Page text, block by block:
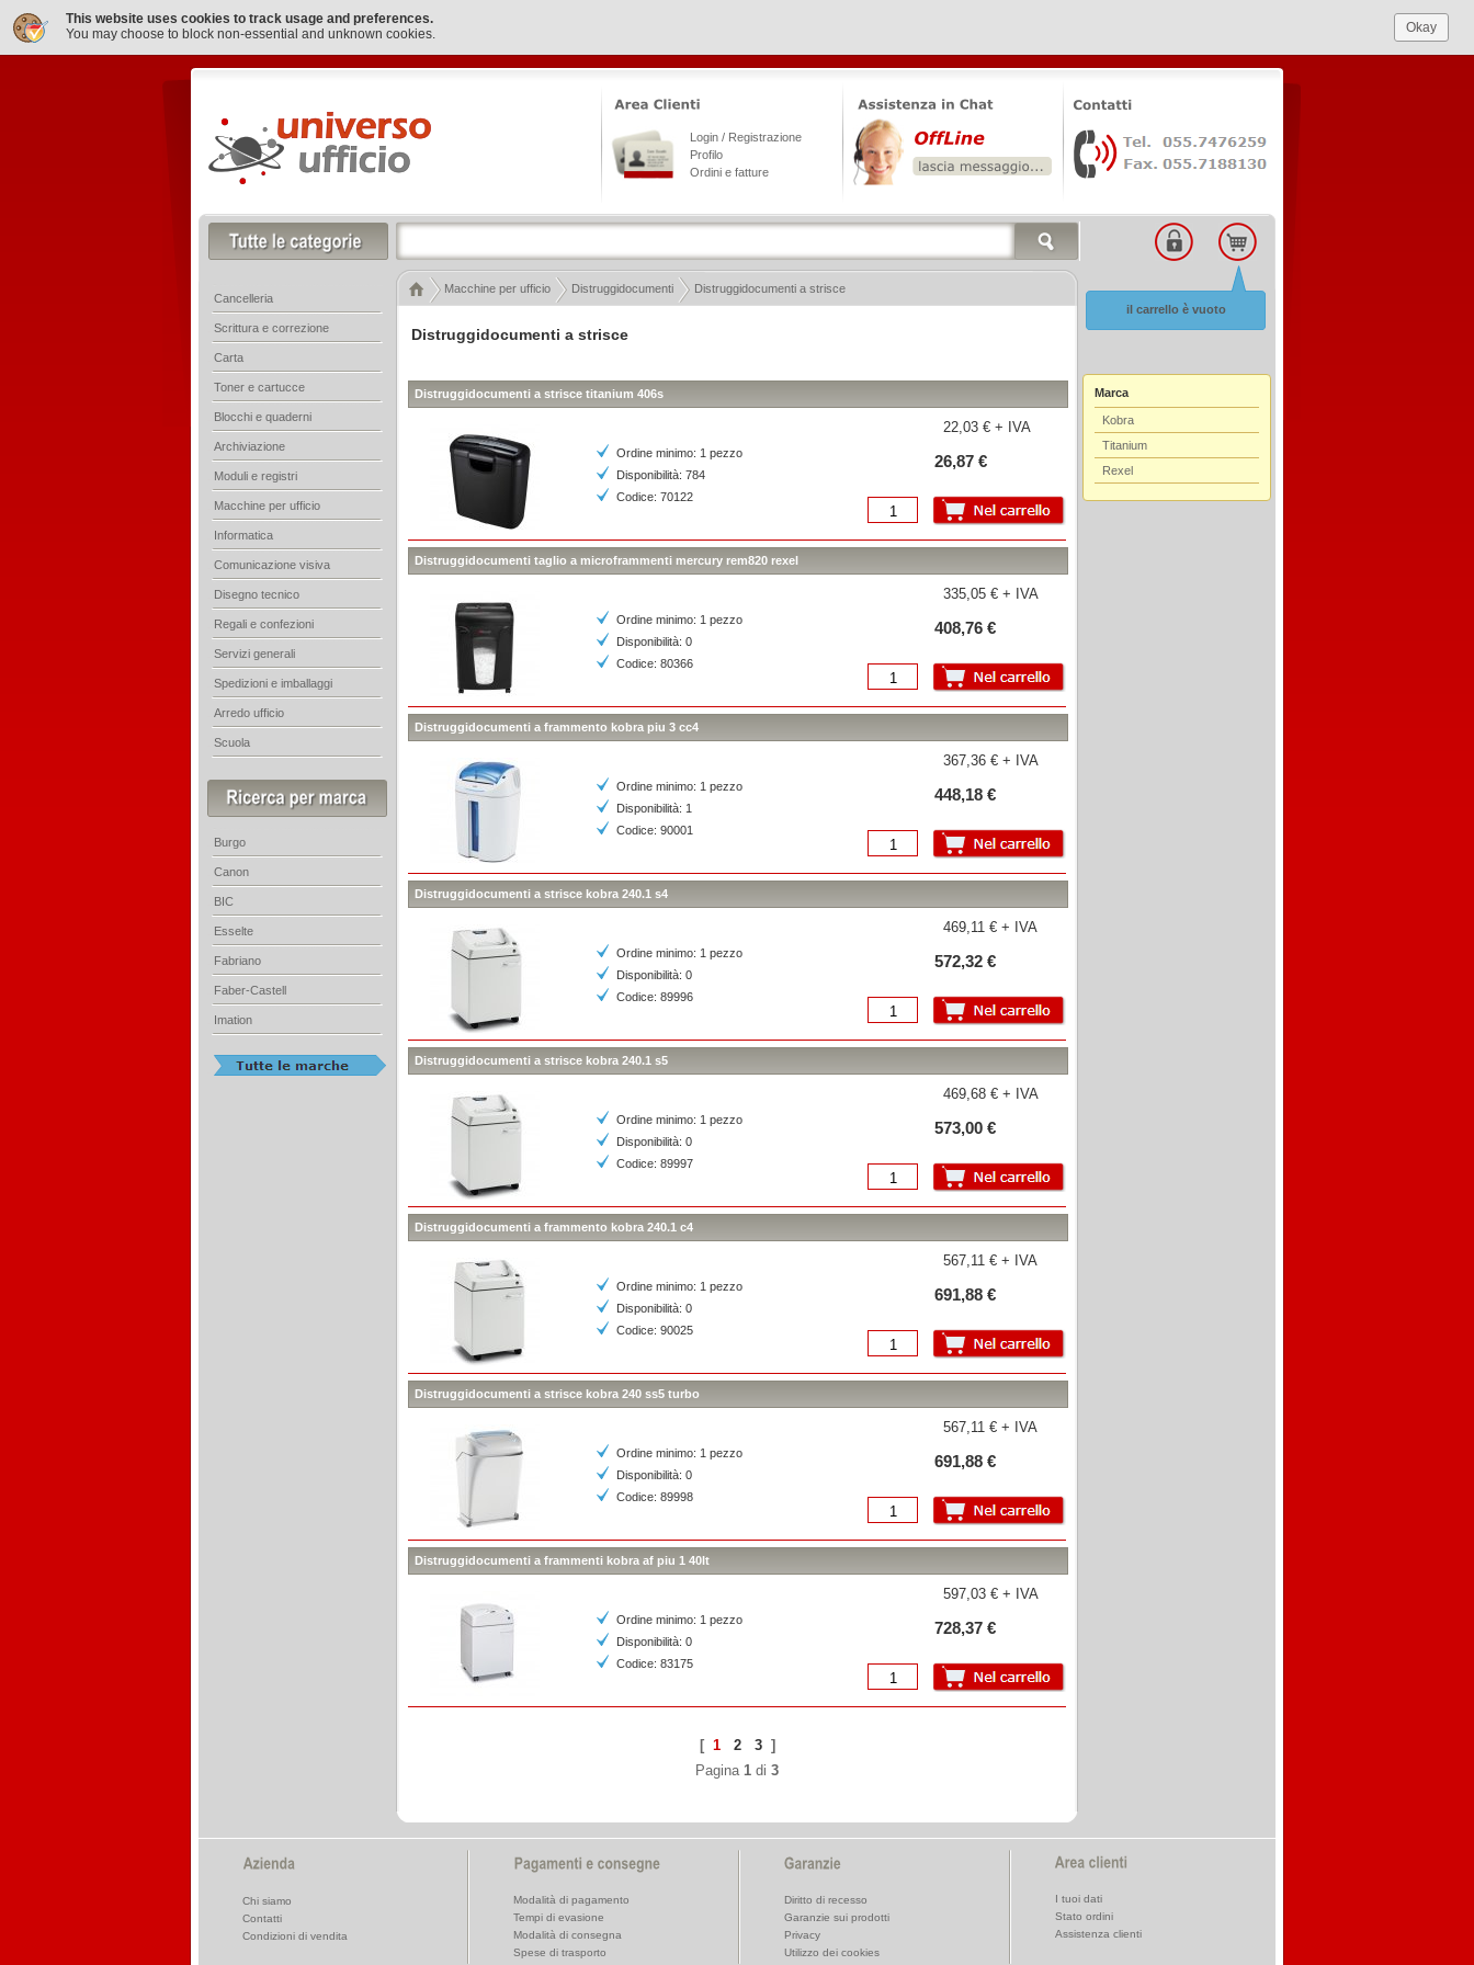
This website uses cookies to track usage and preferences.
You may choose to block non-essential and unknown cookies.
Okay
Distruggidocumenti a strisce
Distruggidocumenti a strisce titanium 406s
Ordine minimo: 1 pezzo
Disponibilità: 784
Codice: 70122
22,03 € + IVA
26,87 €
Distruggidocumenti taglio a microframmenti mercury rem820 rexel
Ordine minimo: 1 pezzo
Disponibilità: 0
Codice: 80366
335,05 € + IVA
408,76 €
Distruggidocumenti a frammento kobra piu 3 cc4
Ordine minimo: 1 pezzo
Disponibilità: 1
Codice: 90001
367,36 € + IVA
448,18 €
Distruggidocumenti a strisce kobra 240.1 s4
Ordine minimo: 1 pezzo
Disponibilità: 0
Codice: 89996
469,11 € + IVA
572,32 €
Distruggidocumenti a strisce kobra 240.1 s5
Ordine minimo: 1 pezzo
Disponibilità: 0
Codice: 89997
469,68 € + IVA
573,00 €
Distruggidocumenti a frammento kobra 240.1 c4
Ordine minimo: 1 pezzo
Disponibilità: 0
Codice: 90025
567,11 € + IVA
691,88 €
Distruggidocumenti a strisce kobra 240 ss5 turbo
Ordine minimo: 1 pezzo
Disponibilità: 0
Codice: 89998
567,11 € + IVA
691,88 €
Distruggidocumenti a frammenti kobra af piu 1 40lt
Ordine minimo: 1 pezzo
Disponibilità: 0
Codice: 83175
597,03 € + IVA
728,37 €
[ 1 2 3]
Pagina 1 di 3
Marca
Kobra
Titanium
Rexel
Login / Registrazione
Profilo
Ordini e fatture
Macchine per ufficio Distruggidocumenti Distruggidocumenti a strisce
Cancelleria
Scrittura e correzione
Carta
Toner e cartucce
Blocchi e quaderni
Archiviazione
Moduli e registri
Macchine per ufficio
Informatica
Comunicazione visiva
Disegno tecnico
Regali e confezioni
Servizi generali
Spedizioni e imballaggi
Arredo ufficio
Scuola
Burgo
Canon
BIC
Esselte
Fabriano
Faber-Castell
Imation
il carrello è vuoto
Chi siamo
Contatti
Condizioni di vendita
Modalità di pagamento
Tempi di evasione
Modalità di consegna
Spese di trasporto
Diritto di recesso
Garanzie sui prodotti
Privacy
Utilizzo dei cookies
I tuoi dati
Stato ordini
Assistenza clienti